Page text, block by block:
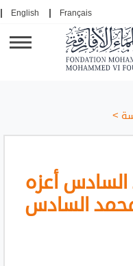
Français
English
>
السادس أعزه
السادس